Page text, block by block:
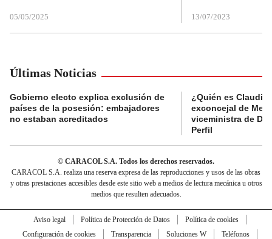
05/05/2025 13/07/2023
Últimas Noticias
Gobierno electo explica exclusión de
países de la posesión: embajadores
no estaban acreditados
¿Quién es Claudia
exconcejal de
viceministra de
Perfil
© CARACOL S.A. Todos los derechos reservados.
CARACOL S.A. realiza una reserva expresa de las reproducciones y usos de las obras
y otras prestaciones accesibles desde este sitio web a medios de lectura mecánica u otros
medios que resulten adecuados.
Aviso legal Política de Protección de Datos
Política de cookies
Configuración de cookies
Transparencia Soluciones W
Teléfonos